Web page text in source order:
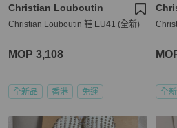
Christian Louboutin
Christian Louboutin 鞋 EU41 (全新)
MOP 3,108
全新品 香港 免運 全